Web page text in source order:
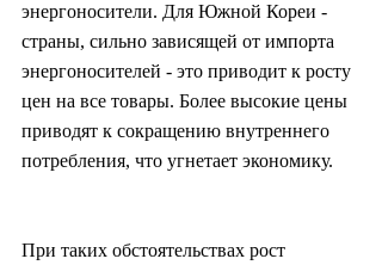
энергоносители. Для Южной Кореи -
страны, сильно зависящей от импорта
энергоносителей - это приводит к росту
цен на все товары. Более высокие цены
приводят к сокращению внутреннего
потребления, что угнетает экономику.
При таких обстоятельствах рост